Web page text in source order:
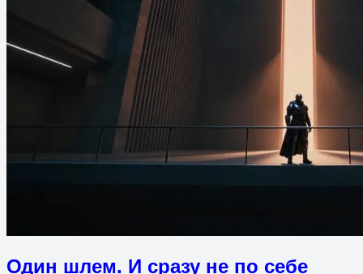
Один шлем. И сразу не по себе